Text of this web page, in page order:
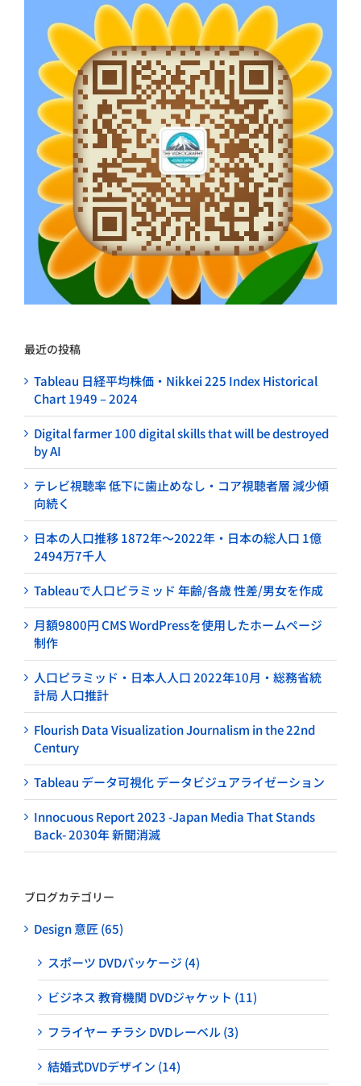
最近の投稿
Tableau 日経平均株価・Nikkei 225 Index Historical
Chart 1949 – 2024
Digital farmer 100 digital skills that will be destroyed
by AI
テレビ視聴率 低下に歯止めなし・コア視聴者層 減少傾
向続く
日本の人口推移 1872年～2022年・日本の総人口 1億
2494万7千人
Tableauで人口ピラミッド 年齢/各歳 性差/男女を作成
月額9800円 CMS WordPressを使用したホームページ
制作
人口ピラミッド・日本人人口 2022年10月・総務省統
計局 人口推計
Flourish Data Visualization Journalism in the 22nd
Century
Tableau データ可視化 データビジュアライゼーション
Innocuous Report 2023 -Japan Media That Stands
Back- 2030年 新聞消滅
ブログカテゴリー
Design 意匠 (65)
スポーツ DVDパッケージ (4)
ビジネス 教育機関 DVDジャケット (11)
フライヤー チラシ DVDレーベル (3)
結婚式DVDデザイン (14)